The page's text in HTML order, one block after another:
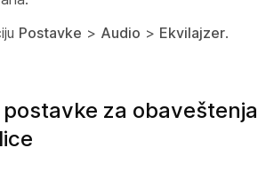
Postavke > Audio > Ekvilajzer.
za obaveštenja